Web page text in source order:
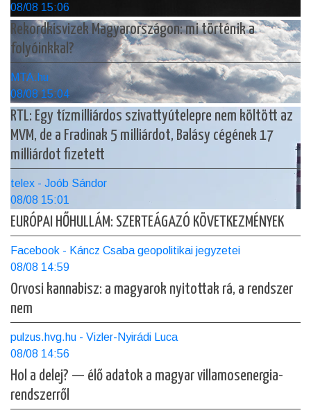
08/08 15:06
Rekordkisvizek Magyarországon: mi történik a
folyóinkkal?
MTA.hu
08/08 15:04
RTL: Egy tízmilliárdos szivattyútelepre nem költött az
MVM, de a Fradinak 5 milliárdot, Balásy cégének 17
milliárdot fizetett
telex - Joób Sándor
08/08 15:01
EURÓPAI HŐHULLÁM: SZERTEÁGAZÓ KÖVETKEZMÉNYEK
Facebook - Káncz Csaba geopolitikai jegyzetei
08/08 14:59
Orvosi kannabisz: a magyarok nyitottak rá, a rendszer
nem
pulzus.hvg.hu - Vizler-Nyirádi Luca
08/08 14:56
Hol a delej? — élő adatok a magyar villamosenergia-
rendszerről